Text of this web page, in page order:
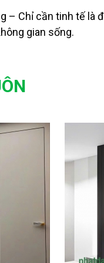
– Chỉ cần tinh tế là
gian sống.